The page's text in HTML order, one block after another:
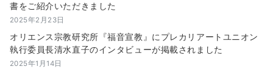
書をご紹介いただきました
2025年2月23日
オリエンス宗教研究所『福音宣教』にプレカリアートユニオン
執行委員長清水直子のインタビューが掲載されました
2025年1月14日